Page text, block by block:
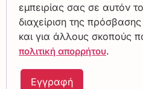
εμπειρίας σας σε αυτόν
διαχείριση της
και για άλλους σκοπούς
πολιτική απορρήτου.
Εγγραφή